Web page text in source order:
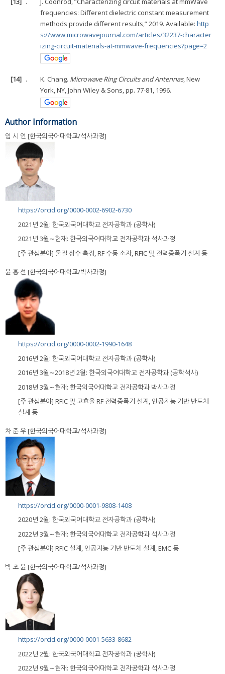
frequencies: Different dielectric constant measurement
methods provide different results,” 2019. Available:http
s://www.microwavejournal.com/articles/32237-character
izing-circuit-materials-at-mmwave-frequencies?page=2
[14] . K. Chang. Microwave Ring Circuits and Antennas, New
York, NY, John Wiley & Sons, pp. 77-81, 1996.
Author Information
임 시 언 [한국외국어대학교/석사과정]
https://orcid.org/0000-0002-6902-6730
2021년 2월: 한국외국어대학교 전자공학과 (공학사)
2021년 3월∼현재: 한국외국어대학교 전자공학과 석사과정
[주 관심분야] 물질 상수 측정, RF 수동 소자, RFIC 및 전력증폭기 설계 등
윤 홍 선 [한국외국어대학교/박사과정]
https://orcid.org/0000-0002-1990-1648
2016년 2월: 한국외국어대학교 전자공학과 (공학사)
2016년 3월∼2018년 2월: 한국외국어대학교 전자공학과 (공학석사)
2018년 3월∼현재: 한국외국어대학교 전자공학과 박사과정
[주 관심분야] RFIC 및 고효율 RF 전력증폭기 설계, 인공지능 기반 반도체
설계 등
차 준 우 [한국외국어대학교/석사과정]
https://orcid.org/0000-0001-9808-1408
2020년 2월: 한국외국어대학교 전자공학과 (공학사)
2022년 3월∼현재: 한국외국어대학교 전자공학과 석사과정
[주 관심분야] RFIC 설계, 인공지능 기반 반도체 설계, EMC 등
박 초 윤 [한국외국어대학교/석사과정]
https://orcid.org/0000-0001-5633-8682
2022년 2월: 한국외국어대학교 전자공학과 (공학사)
2022년 9월∼현재: 한국외국어대학교 전자공학과 석사과정